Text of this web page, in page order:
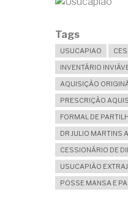
Tags
USUCAPIAO
INVENTÁRIO
AQUISIÇÃO
PRESCRIÇÃO
FORMAL DE
DR JULIO MARTINS
CESSIONÁRIO DE
USUCAPIÃO
POSSE MANSA E